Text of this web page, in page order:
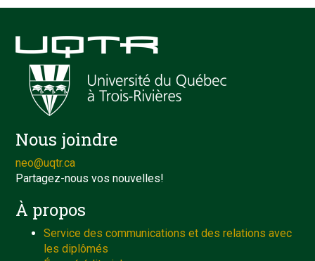
Nous joindre
neo@uqtr.ca
Partagez-nous vos nouvelles!
À propos
Service des communications et des relations avec
les diplômés